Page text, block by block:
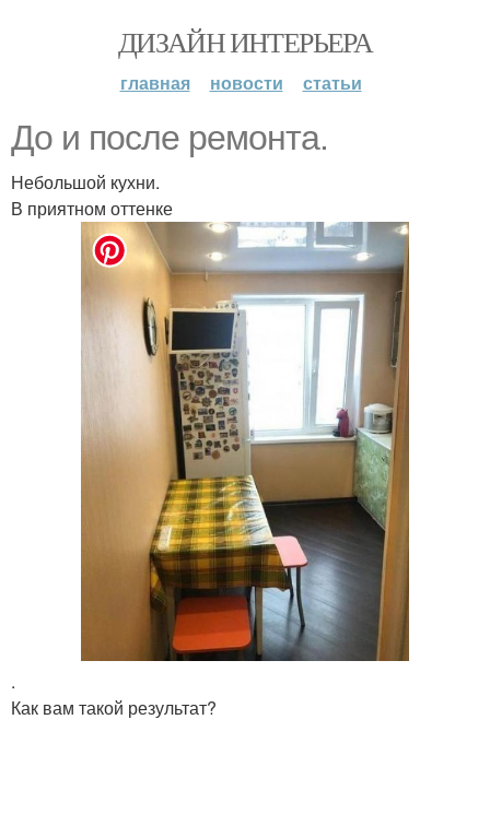
ДИЗАЙН ИНТЕРЬЕРА
главная новости статьи
До и после ремонта.
Небольшой кухни.
В приятном оттенке
.
Как вам такой результат?